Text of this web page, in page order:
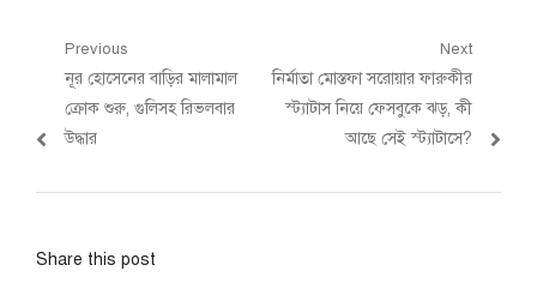
Post
navigation
Previous
Previous
post:
নূর হোসেনের বাড়ির মালামাল
ক্রোক শুরু, গুলিসহ রিভলবার
উদ্ধার
Next
Next
post:
নির্মাতা মোস্তফা সরোয়ার ফারুকীর
স্ট্যাটাস নিয়ে ফেসবুকে ঝড়, কী
আছে সেই স্ট্যাটাসে?
Share this post